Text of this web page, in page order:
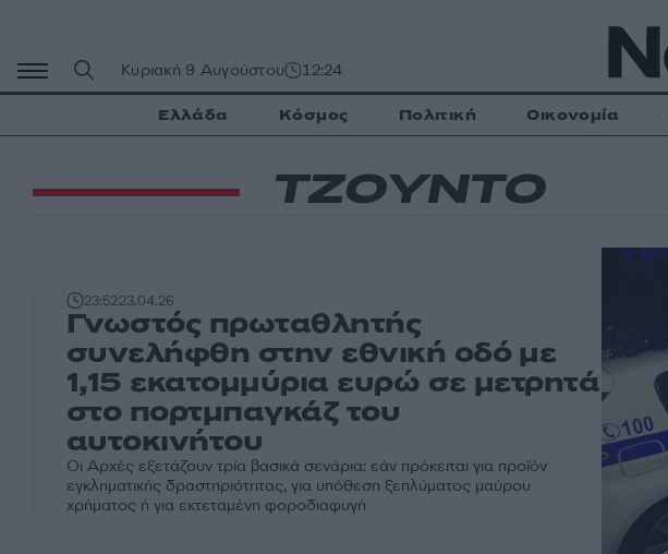
περιεχόμενο
Κυριακή 9 Αυγούστου 12:24
Ελλάδα Κόσμος Πολιτική Οικονομία
ΤΖΟΥΝΤΟ
23:5223.04.26
Γνωστός πρωταθλητής
συνελήφθη στην εθνική οδό με
1,15 εκατομμύρια ευρώ σε μετρητά
στο πορτμπαγκάζ του
αυτοκινήτου
Οι Αρχές εξετάζουν τρία βασικά σενάρια: εάν πρόκειται για προϊόν
εγκληματικής δραστηριότητας, για υπόθεση ξεπλύματος μαύρου
χρήματος ή για εκτεταμένη φοροδιαφυγή